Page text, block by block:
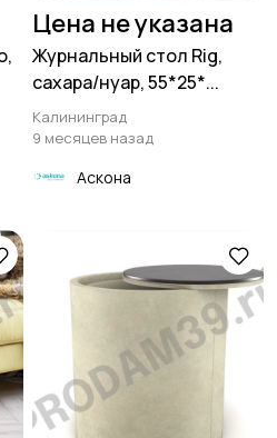
Цена не указана
Журнальный стол Rig,
сахара/нуар, 55*25*...
Калининград
9 месяцев назад
Аскона